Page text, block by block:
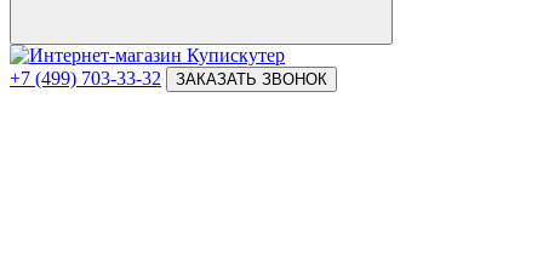
+7 (499) 703-33-32 ЗАКАЗАТЬ ЗВОНОК